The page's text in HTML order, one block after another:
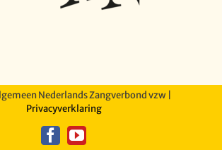
Nederlands Zangverbond vzw |
Privacyverklaring
FacebookYouTube